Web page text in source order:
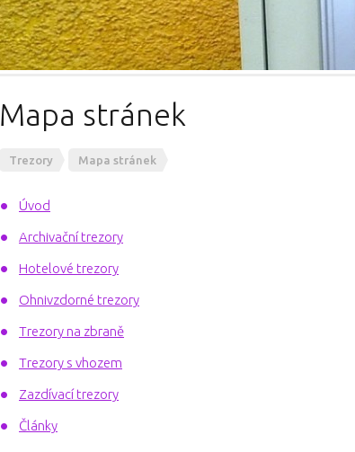
Mapa stránek
Trezory Mapa stránek
Úvod
Archivační trezory
Hotelové trezory
Ohnivzdorné trezory
Trezory na zbraně
Trezory s vhozem
Zazdívací trezory
Články